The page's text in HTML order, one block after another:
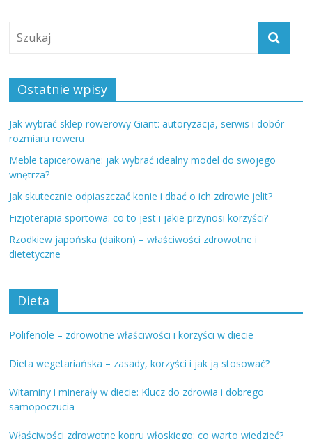
Ostatnie wpisy
Jak wybrać sklep rowerowy Giant: autoryzacja, serwis i dobór
rozmiaru roweru
Meble tapicerowane: jak wybrać idealny model do swojego
wnętrza?
Jak skutecznie odpiaszczać konie i dbać o ich zdrowie jelit?
Fizjoterapia sportowa: co to jest i jakie przynosi korzyści?
Rzodkiew japońska (daikon) – właściwości zdrowotne i
dietetyczne
Dieta
Polifenole – zdrowotne właściwości i korzyści w diecie
Dieta wegetariańska – zasady, korzyści i jak ją stosować?
Witaminy i minerały w diecie: Klucz do zdrowia i dobrego
samopoczucia
Właściwości zdrowotne kopru włoskiego: co warto wiedzieć?